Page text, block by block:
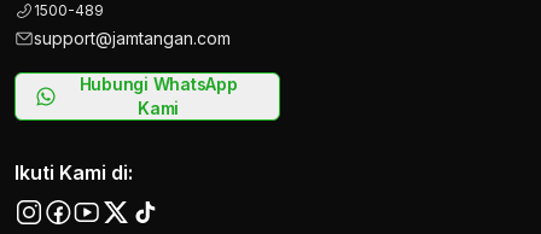
1500-489
support@jamtangan.com
Hubungi WhatsApp
Kami
Ikuti Kami di: